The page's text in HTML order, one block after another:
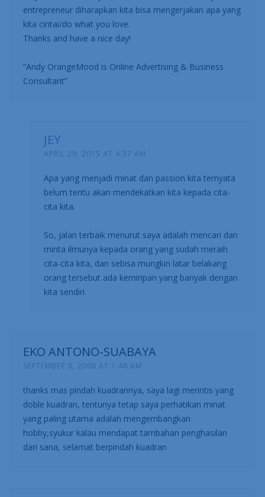
entrepreneur diharapkan kita bisa mengerjakan apa yang
kita cintai/do what you love.
Thanks and have a nice day!
“Andy OrangeMood is Online Advertising & Business
Consultant”
JEY
APRIL 29, 2015 AT 4:37 AM
Apa yang menjadi minat dan passion kita ternyata
belum tentu akan mendekatkan kita kepada cita-
cita kita.
So, jalan terbaik menurut saya adalah mencari dan
minta ilmunya kepada orang yang sudah meraih
cita-cita kita, dan sebisa mungkin latar belakang
orang tersebut ada kemiripan yang banyak dengan
kita sendiri.
EKO ANTONO-SUABAYA
SEPTEMBER 8, 2008 AT 7:48 AM
thanks mas pindah kuadrannya, saya lagi merintis yang
doble kuadran, tentunya tetap saya perhatikan minat
yang paling utama adalah mengembangkan
hobby,syukur kalau mendapat tambahan penghasilan
dari sana, selamat berpindah kuadran